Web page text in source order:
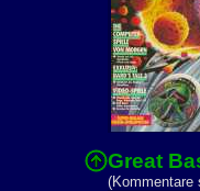
Great
(Kommentare